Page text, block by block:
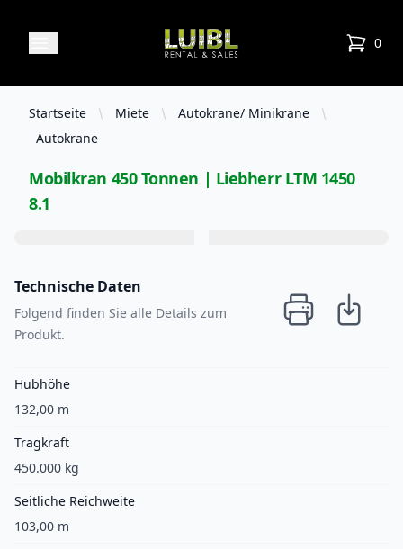
Luibl Rental & Sales 0
items
Startseite Miete
Autokrane/ Minikrane
Autokrane
Mobilkran 450 Tonnen | Liebherr LTM 1450
8.1
Technische Daten
Folgend finden Sie alle Details zum
Produkt.
Hubhöhe
132,00 m
Tragkraft
450.000 kg
Seitliche Reichweite
103,00 m